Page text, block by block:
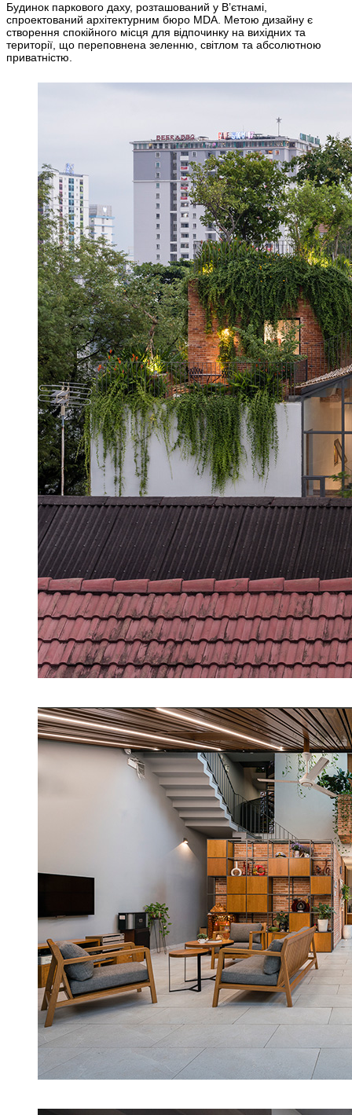
Будинок паркового даху, розташований у В’єтнамі,
спроектований архітектурним бюро MDA. Метою дизайну є
створення спокійного місця для відпочинку на вихідних та
території, що переповнена зеленню, світлом та абсолютною
приватністю.